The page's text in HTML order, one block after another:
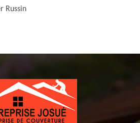
Russin